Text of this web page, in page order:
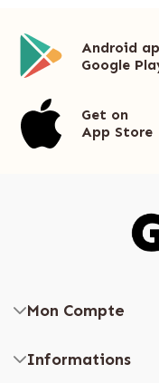
Android
Google
Get on
App Store
Mon Compte
Informations